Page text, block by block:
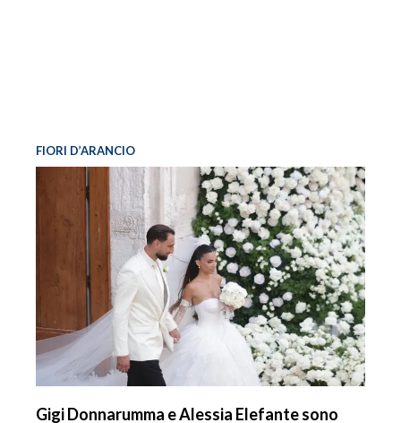
FIORI D’ARANCIO
Gigi Donnarumma e Alessia Elefante sono